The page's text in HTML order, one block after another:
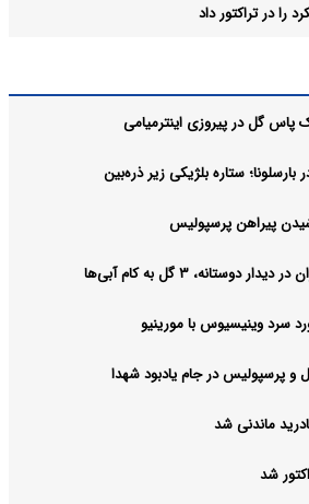
را در تراکتور داد
گل در پیروزی اینترمیامی
ستاره بلژیکی زیر ذره‌بین
پیراهن پرسپولیس
۳ گل به کام آبی‌ها
سرد وینیسیوس با مورینیو
و پرسپولیس در جام یادبود شهدا
ماندنی شد
شد